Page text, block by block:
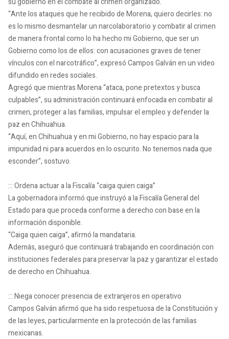
“Ante los ataques que he recibido de Morena, quiero decirles: no
es lo mismo desmantelar un narcolaboratorio y combatir al crimen
de manera frontal como lo ha hecho mi Gobierno, que ser un
Gobierno como los de ellos: con acusaciones graves de tener
vínculos con el narcotráfico”, expresó Campos Galván en un video
difundido en redes sociales.
Agregó que mientras Morena “ataca, pone pretextos y busca
culpables”, su administración continuará enfocada en combatir al
crimen, proteger a las familias, impulsar el empleo y defender la
paz en Chihuahua.
“Aquí, en Chihuahua y en mi Gobierno, no hay espacio para la
impunidad ni para acuerdos en lo oscurito. No tenemos nada que
esconder”, sostuvo.
::: Ordena actuar a la Fiscalía “caiga quien caiga”
La gobernadora informó que instruyó a la Fiscalía General del
Estado para que proceda conforme a derecho con base en la
información disponible.
“Caiga quien caiga”, afirmó la mandataria.
Además, aseguró que continuará trabajando en coordinación con
instituciones federales para preservar la paz y garantizar el estado
de derecho en Chihuahua.
::: Niega conocer presencia de extranjeros en operativo
Campos Galván afirmó que ha sido respetuosa de la Constitución y
de las leyes, particularmente en la protección de las familias
mexicanas.